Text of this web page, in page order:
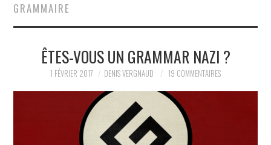
OUTILS D’ÉCRIVAIN
L’AUTEUR
GRAMMAIRE
ÊTES-VOUS UN GRAMMAR NAZI ?
1 FÉVRIER 2017 DENIS VERGNAUD 19 COMMENTAIRES